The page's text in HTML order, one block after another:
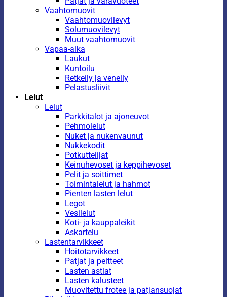
Vaahtomuovit
Vaahtomuovilevyt
Solumuovilevyt
Muut vaahtomuovit
Vapaa-aika
Laukut
Kuntoilu
Retkeily ja veneily
Pelastusliivit
Lelut
Lelut
Parkkitalot ja ajoneuvot
Pehmolelut
Nuket ja nukenvaunut
Nukkekodit
Potkuttelijat
Keinuhevoset ja keppihevoset
Pelit ja soittimet
Toimintalelut ja hahmot
Pienten lasten lelut
Legot
Vesilelut
Koti- ja kauppaleikit
Askartelu
Lastentarvikkeet
Hoitotarvikkeet
Patjat ja peitteet
Lasten astiat
Lasten kalusteet
Muovitettu frotee ja patjansuojat